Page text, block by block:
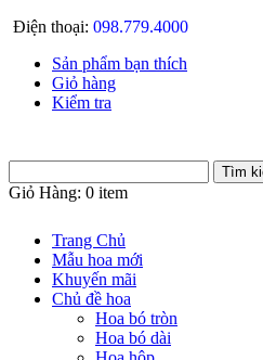
Điện thoại: 098.779.4000
Sản phẩm bạn thích
Giỏ hàng
Kiểm tra
Giỏ Hàng: 0 item
Trang Chủ
Mẫu hoa mới
Khuyến mãi
Chủ đề hoa
Hoa bó tròn
Hoa bó dài